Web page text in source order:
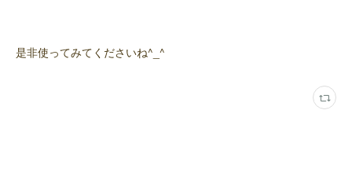
是非使ってみてくださいね^_^